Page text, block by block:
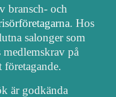
bransch- och
. Hos
salonger som
på
företagande.
är godkända